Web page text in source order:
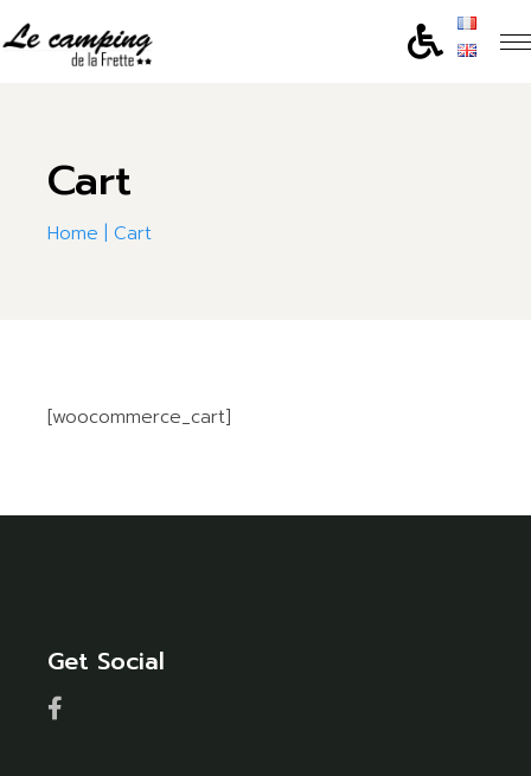
the
Cart
Home Cart
[woocommerce_cart]
Get Social